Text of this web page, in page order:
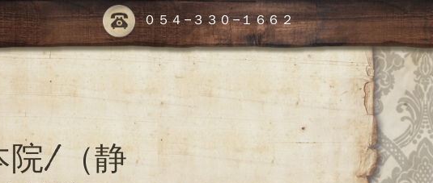
０５４-３３０-１６６２
院/（静